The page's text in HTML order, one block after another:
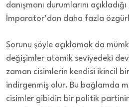
danışmanı durumlarını
İmparator’dan daha fazla
Sorunu şöyle açıklamak da
değişimler atomik seviyedeki
zaman cisimlerin kendisi ikincil bir
indirgenmiş olur. Bu bağlamda
cisimler gibidir: bir politik